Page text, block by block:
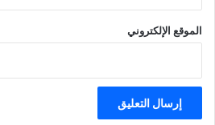
الموقع الإلكتروني